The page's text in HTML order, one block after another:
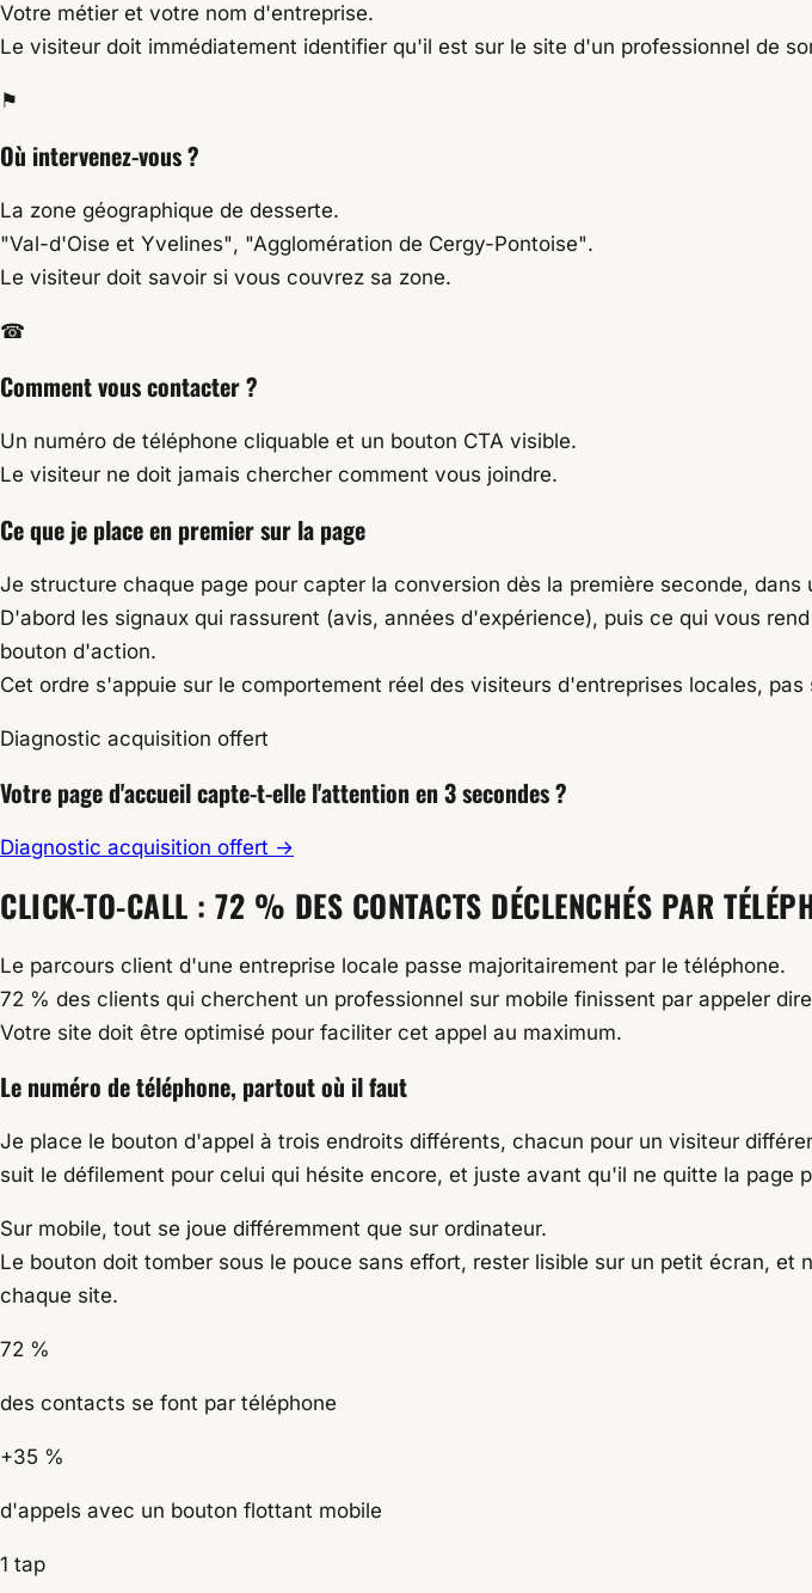
Votre métier et votre nom d'entreprise.
Le visiteur doit immédiatement identifier qu'il est sur le site d'un professionnel de
⚑
Où intervenez-vous ?
La zone géographique de desserte.
"Val-d'Oise et Yvelines", "Agglomération de Cergy-Pontoise".
Le visiteur doit savoir si vous couvrez sa zone.
☎
Comment vous contacter ?
Un numéro de téléphone cliquable et un bouton CTA visible.
Le visiteur ne doit jamais chercher comment vous joindre.
Ce que je place en premier sur la page
Je structure chaque page pour capter la conversion dès la première seconde, dans
D'abord les signaux qui rassurent (avis, années d'expérience), puis ce qui vous
bouton d'action.
Cet ordre s'appuie sur le comportement réel des visiteurs d'entreprises locales, pas
Diagnostic acquisition offert
Votre page d'accueil capte-t-elle l'attention en 3 secondes ?
Diagnostic acquisition offert →
CLICK-TO-CALL : 72 % DES CONTACTS DÉCLENCHÉS PAR
Le parcours client d'une entreprise locale passe majoritairement par le téléphone.
72 % des clients qui cherchent un professionnel sur mobile finissent par appeler
Votre site doit être optimisé pour faciliter cet appel au maximum.
Le numéro de téléphone, partout où il faut
Je place le bouton d'appel à trois endroits différents, chacun pour un visiteur
suit le défilement pour celui qui hésite encore, et juste avant qu'il ne quitte la page
Sur mobile, tout se joue différemment que sur ordinateur.
Le bouton doit tomber sous le pouce sans effort, rester lisible sur un petit écran,
chaque site.
72 %
des contacts se font par téléphone
+35 %
d'appels avec un bouton flottant mobile
1 tap